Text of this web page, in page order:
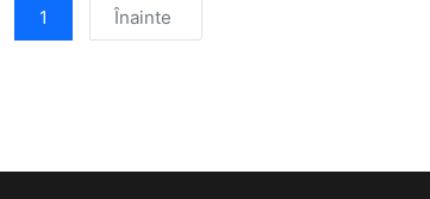
1 Înainte